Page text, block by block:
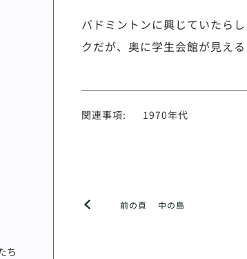
ち
バドミントンに興じていたら
クだが、奥に学生会館が見え
関連事項: 1970年代
前の頁 中の島